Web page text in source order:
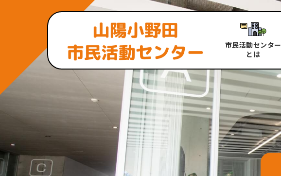
市民活動センター
とは